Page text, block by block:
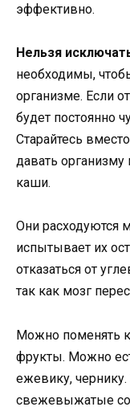
эффективно.
Нельзя
необходимы,
организме. Если
будет постоянно
Старайтесь
давать
каши.
Они расходуются
испытывает их
отказаться от
так как мозг
Можно поменять
фрукты. Можно
ежевику, чернику.
свежевыжатые